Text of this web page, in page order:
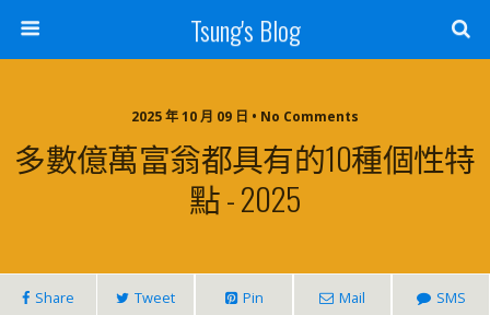
Tsung's Blog
2025 年 10 月 09 日 • No Comments
多數億萬富翁都具有的10種個性特
點 - 2025
Share Tweet Pin Mail SMS